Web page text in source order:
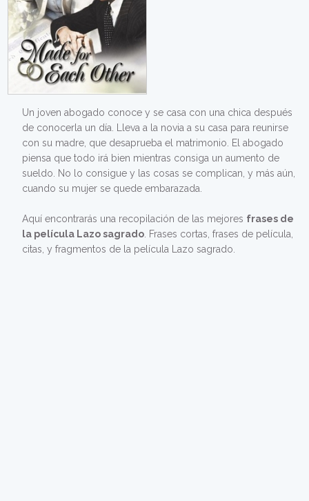
Un joven abogado conoce y se casa con una chica después
de conocerla un día. Lleva a la novia a su casa para reunirse
con su madre, que desaprueba el matrimonio. El abogado
piensa que todo irá bien mientras consiga un aumento de
sueldo. No lo consigue y las cosas se complican, y más aún,
cuando su mujer se quede embarazada.
Aquí encontrarás una recopilación de las mejores frases de
la película Lazo sagrado . Frases cortas, frases de película,
citas, y fragmentos de la película Lazo sagrado.